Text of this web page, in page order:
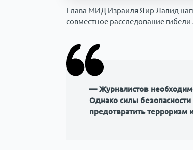
Глава МИД Израиля Яир Лапид
совместное расследование
— Журналистов
Однако силы
предотвратить терроризм